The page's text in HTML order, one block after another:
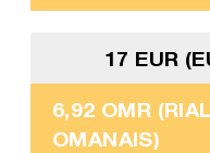
17 EUR
6,92 OMR (RIAL
OMANAIS)